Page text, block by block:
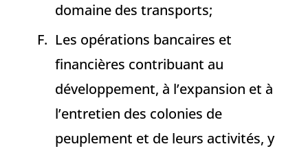
domaine des transports;
Les opérations bancaires et
financières contribuant au
développement, à l’expansion et à
l’entretien des colonies de
peuplement et de leurs activités, y